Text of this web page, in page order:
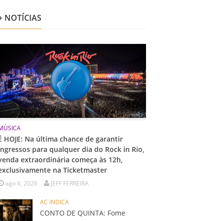
NOTÍCIAS
HOJE: Na última chance de garantir
para qualquer dia do Rock in Rio,
extraordinária começa às 12h,
na Ticketmaster
ago 6, 2026 JEFF FERREIRA
AC INDICA
CONTO DE QUINTA: Fome